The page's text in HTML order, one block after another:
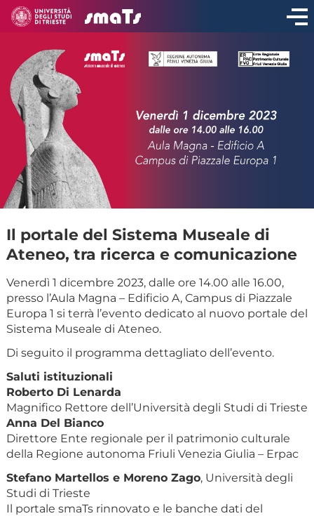
CONDIVIDI
Il portale del Sistema Museale di
Ateneo, tra ricerca e comunicazione
Venerdì 1 dicembre 2023, dalle ore 14.00 alle 16.00,
presso l’Aula Magna – Edificio A, Campus di Piazzale
Europa 1 si terrà l’evento dedicato al nuovo portale del
Sistema Museale di Ateneo.
Di seguito il programma dettagliato dell’evento.
Saluti istituzionali
Roberto Di Lenarda
Magnifico Rettore dell’Università degli Studi di Trieste
Anna Del Bianco
Direttore Ente regionale per il patrimonio culturale
della Regione autonoma Friuli Venezia Giulia – Erpac
Stefano Martellos e Moreno Zago, Università degli
Studi di Trieste
Il portale smaTs rinnovato e le banche dati del